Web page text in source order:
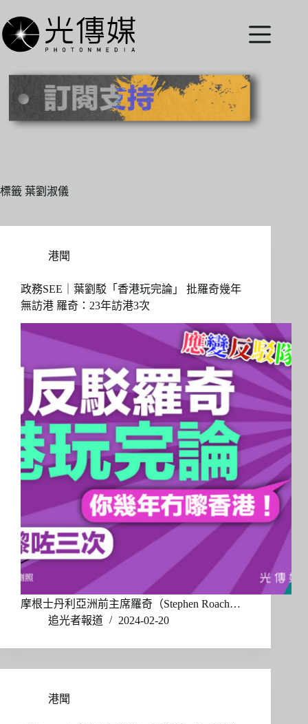
至
主
內
標籤 葉劉淑儀
港聞
政務SEE｜葉劉駁「香港玩完論」 批羅奇幾年
無訪港 羅奇：23年訪港3次
摩根士丹利亞洲前主席羅奇（Stephen Roach…
追光者報道
2024-02-20
港聞